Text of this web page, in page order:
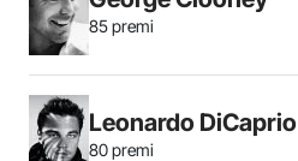
85 premi
Leonardo DiCaprio
80 premi